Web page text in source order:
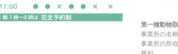
第一種動物
事業所の名
事業所の所